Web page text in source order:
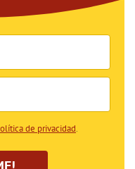
de privacidad.